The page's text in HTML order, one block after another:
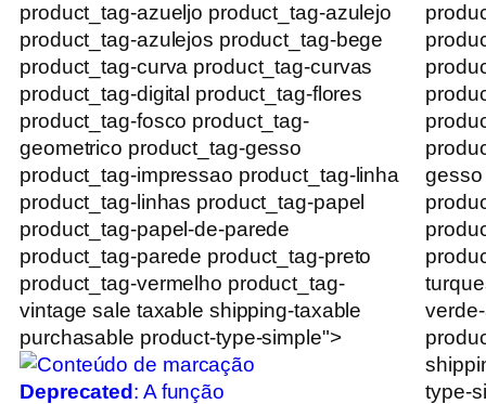
product_tag-azueljo product_tag-azulejo
product_tag-azulejos product_tag-bege
product_tag-curva product_tag-curvas
product_tag-digital product_tag-flores
product_tag-fosco product_tag-
geometrico product_tag-gesso
product_tag-impressao product_tag-linha
product_tag-linhas product_tag-papel
product_tag-papel-de-parede
product_tag-parede product_tag-preto
product_tag-vermelho product_tag-
vintage sale taxable shipping-taxable
purchasable product-type-simple">
Deprecated : A função
type-